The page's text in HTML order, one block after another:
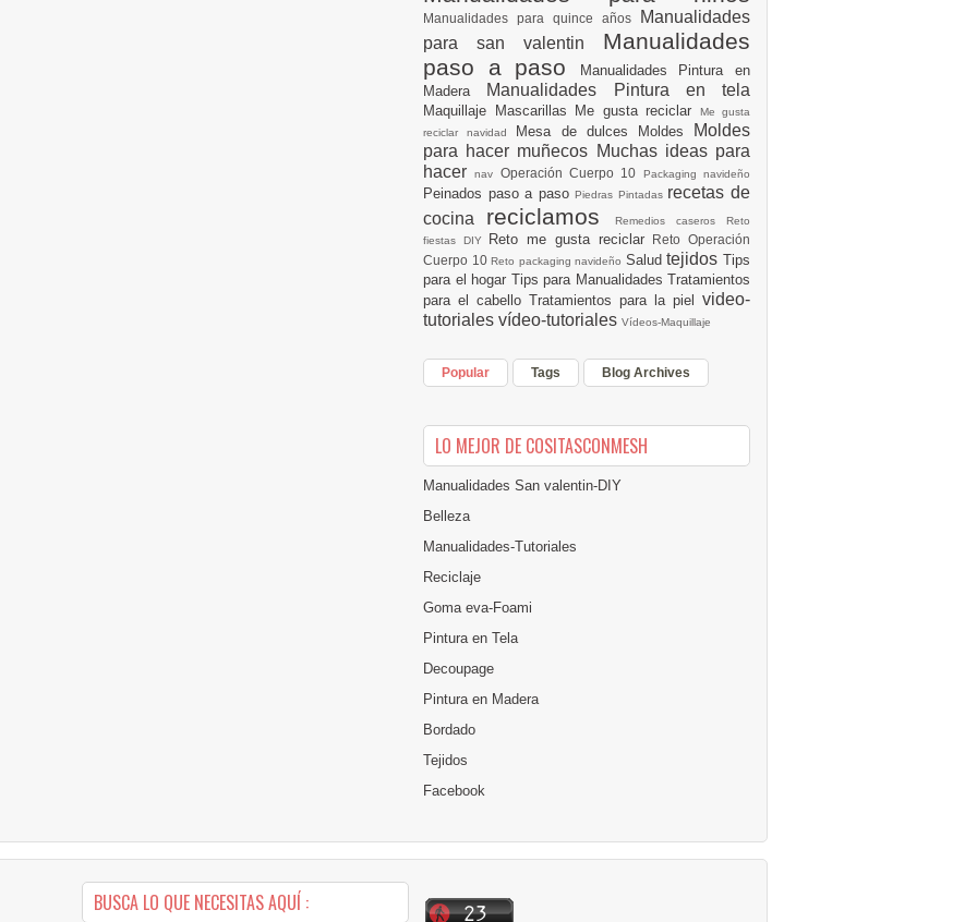
Manualidades para quince años
Manualidades
para san valentin Manualidades
paso a paso
Manualidades Pintura en
Madera
Manualidades Pintura en tela
Maquillaje Mascarillas Me gusta reciclar
Me gusta
reciclar navidad Mesa de dulces Moldes
Moldes
para hacer muñecos Muchas ideas para
hacernav Operación Cuerpo 10 Packaging navideño
Peinados paso a pasoPiedras Pintadas recetas de
cocina reciclamos Remedios caseros Reto
fiestas DIY Reto me gusta reciclar
Reto Operación
Cuerpo 10Reto packaging navideño SaludtejidosTips
para el hogar Tips para Manualidades Tratamientos
para el cabello Tratamientos para la piel video-
tutoriales vídeo-tutoriales Vídeos-Maquillaje
Popular Tags Blog Archives
LO MEJOR DE COSITASCONMESH
Manualidades San valentin-DIY
Belleza
Manualidades-Tutoriales
Reciclaje
Goma eva-Foami
Pintura en Tela
Decoupage
Pintura en Madera
Bordado
Tejidos
Facebook
BUSCA LO QUE NECESITAS AQUÍ :